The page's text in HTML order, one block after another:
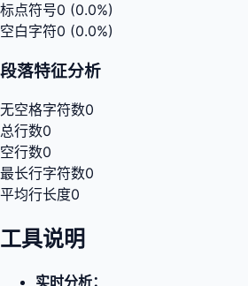
标点符号0 (0.0%)
空白字符0 (0.0%)
段落特征分析
无空格字符数0
总行数0
空行数0
最长行字符数0
平均行长度0
工具说明
实时分析：